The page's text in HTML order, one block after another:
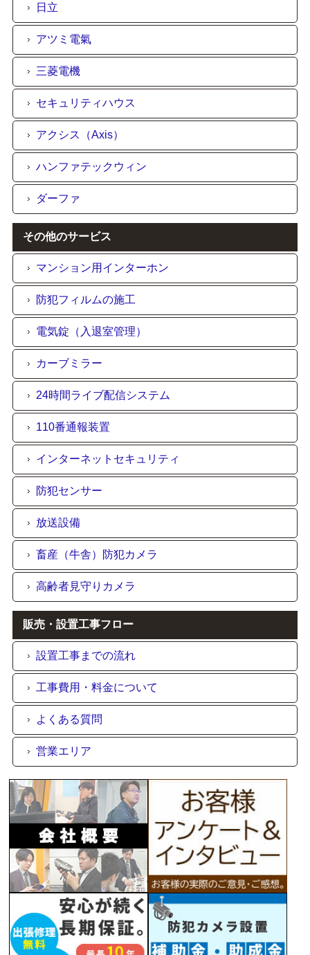
日立
アツミ電氣
三菱電機
セキュリティハウス
アクシス（Axis）
ハンファテックウィン
ダーファ
その他のサービス
マンション用インターホン
防犯フィルムの施工
電気錠（入退室管理）
カーブミラー
24時間ライブ配信システム
110番通報装置
インターネットセキュリティ
防犯センサー
放送設備
畜産（牛舎）防犯カメラ
高齢者見守りカメラ
販売・設置工事フロー
設置工事までの流れ
工事費用・料金について
よくある質問
営業エリア